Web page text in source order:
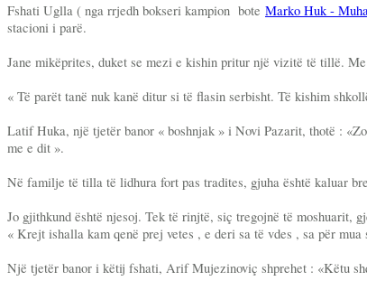
Fshati Uglla ( nga rrjedh bokseri kampion bote Marko Huk -
stacioni i parë.
Jane mikëprites, duket se mezi e kishin pritur një vizitë të tillë.
« Të parët tanë nuk kanë ditur si të flasin serbisht. Të kishim
Latif Huka, një tjetër banor « boshnjak » i Novi Pazarit, thotë :
me e dit ».
Në familje të tilla të lidhura fort pas tradites, gjuha është kaluar
Jo gjithkund është njesoj. Tek të rinjtë, siç tregojnë të moshuarit,
« Krejt ishalla kam qenë prej vetes , e deri sa të vdes , sa për
Një tjetër banor i këtij fshati, Arif Mujezinoviç shprehet : «Këtu